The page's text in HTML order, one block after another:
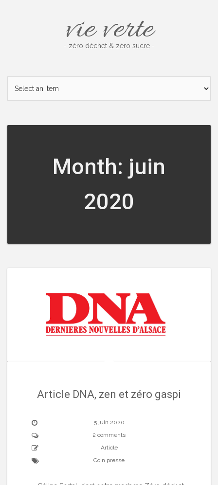
vie verte
- zéro déchet & zéro sucre -
Month: juin
2020
Article DNA, zen et zéro gaspi
5 juin 2020
2 comments
Article
Coin presse